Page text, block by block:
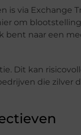
via Exchange
om
bent naar een
Dit kan
die zilver